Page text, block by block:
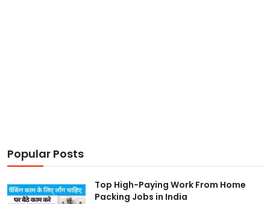
Popular Posts
Top High-Paying Work From Home
Packing Jobs in India